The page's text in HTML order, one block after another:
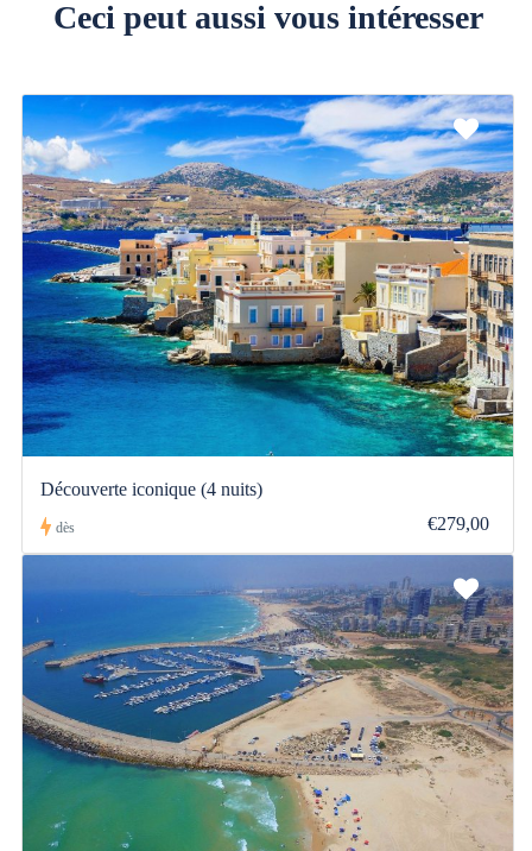
Ceci peut aussi vous intéresser
Découverte iconique (4 nuits)
dès €279,00